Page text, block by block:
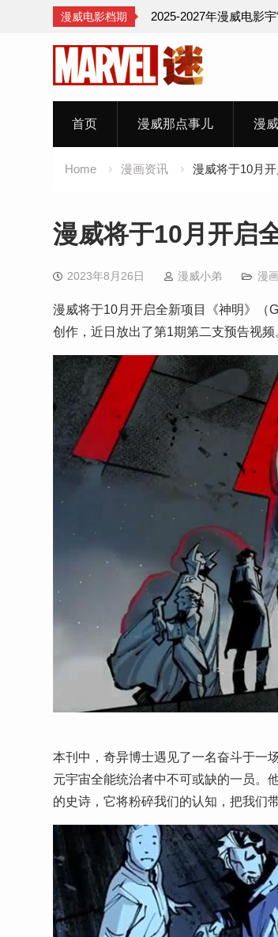
漫威电影档期 2025-2027年漫威电影
首页 漫威那点事儿 漫
Home 漫画资讯 漫威将于10月
漫威将于10月开启
2023年8月26日 漫威小弟 漫
漫威将于10月开启全新项目《神明》（
创作，近日放出了第1期第二支预告视频
本刊中，奇异博士遇见了一名奋斗于一
元宇宙全能统治者中不可或缺的一员。
的史诗，它将粉碎我们的认知，把我们